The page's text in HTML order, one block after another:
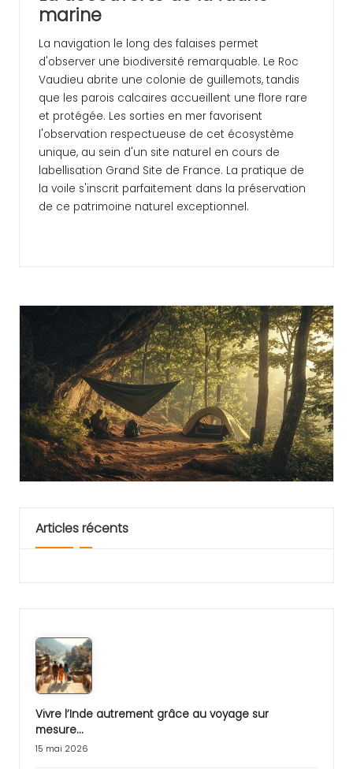
marine
La navigation le long des falaises permet
d'observer une biodiversité remarquable. Le Roc
Vaudieu abrite une colonie de guillemots, tandis
que les parois calcaires accueillent une flore rare
et protégée. Les sorties en mer favorisent
l'observation respectueuse de cet écosystème
unique, au sein d'un site naturel en cours de
labellisation Grand Site de France. La pratique de
la voile s'inscrit parfaitement dans la préservation
de ce patrimoine naturel exceptionnel.
Articles récents
Vivre l’Inde autrement grâce au voyage sur
mesure…
15 mai 2026